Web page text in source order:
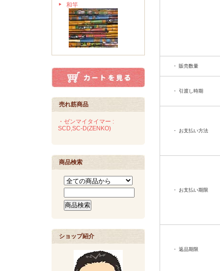
和竿
売れ筋商品
・ゼンマイタイマー :
SCD,SC-D(ZENKO)
商品検索
ショップ紹介
・ 販売数量
・ 引渡し時期
・ お支払い方法
・ お支払い期限
・ 返品期限